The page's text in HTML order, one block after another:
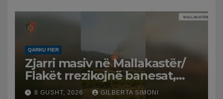
QARKU FIER
Zjarri masiv në Mallakastër/
Flakët rrezikojnë banesat,
Policia evakuon disa familje
8 GUSHT, 2026 GILBERTA SIMONI